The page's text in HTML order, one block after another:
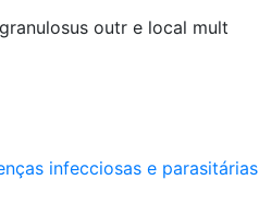
outr e local mult
infecciosas e parasitárias